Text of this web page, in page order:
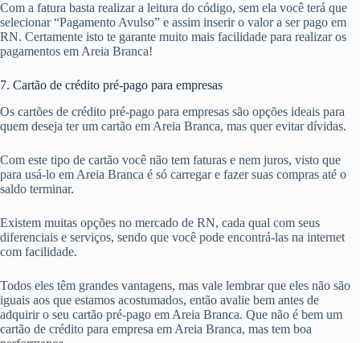
Com a fatura basta realizar a leitura do código, sem ela você terá que
selecionar “Pagamento Avulso” e assim inserir o valor a ser pago em
RN. Certamente isto te garante muito mais facilidade para realizar os
pagamentos em Areia Branca!
7. Cartão de crédito pré-pago para empresas
Os cartões de crédito pré-pago para empresas são opções ideais para
quem deseja ter um cartão em Areia Branca, mas quer evitar dívidas.
Com este tipo de cartão você não tem faturas e nem juros, visto que
para usá-lo em Areia Branca é só carregar e fazer suas compras até o
saldo terminar.
Existem muitas opções no mercado de RN, cada qual com seus
diferenciais e serviços, sendo que você pode encontrá-las na internet
com facilidade.
Todos eles têm grandes vantagens, mas vale lembrar que eles não são
iguais aos que estamos acostumados, então avalie bem antes de
adquirir o seu cartão pré-pago em Areia Branca. Que não é bem um
cartão de crédito para empresa em Areia Branca, mas tem boa